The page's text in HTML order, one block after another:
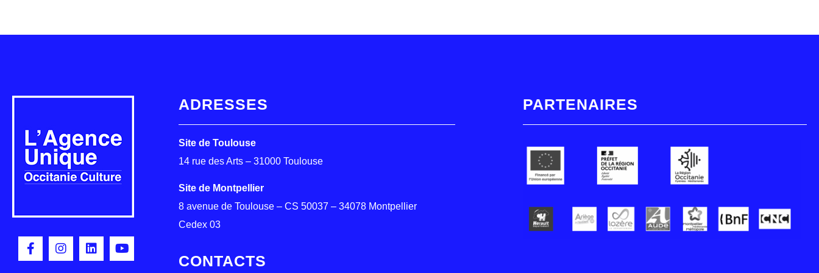
ADRESSES
Site de Toulouse
14 rue des Arts – 31000 Toulouse
Site de Montpellier
8 avenue de Toulouse – CS 50037 – 34078 Montpellier
Cedex 03
CONTACTS
PARTENAIRES